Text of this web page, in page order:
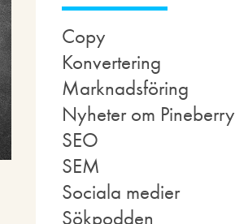
Copy
Konvertering
Marknadsföring
Nyheter om Pineberry
SEO
SEM
Sociala medier
Sökpodden